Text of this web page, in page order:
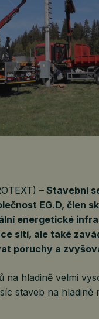
–Stavební
EG.D, člen
energetické
sítí, ale také
poruchy a
na hladině velmi
staveb na